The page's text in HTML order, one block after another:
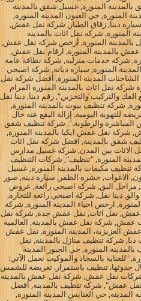
المنورة, غسيل شقق بالمدينة
المنورة, حي العيون المدينه المنوره,
دينا, زقاق الطيار, شركة نقل عفش,
المنورة, شركه نقل اثاث بالمدينه
بالمدينة المنورة, أرخص شركة نقل عفش,
بالمدينة المنورة, ارقام نقل عفش,
شركة خدمات منزلية, شركة نظافة عامة
المنورة, سياره ديانه, شركة اصبحي
المدينة المنورة, أفضل شركة نقل
نقل اثاث بالمدينة المنوره المرام
والتركيب والتخزين", رقم دينا, دينا نقل
شركة تنظيف بيوت بالمدينة المنورة,
للتهوية اليومية. إزالة البقع عنه حال
المباشرة والرطوبة.", شركة تنظيف شقق
شركة نقل عفش ايكيا بالمدينة المنورة,
شقق بالمدينة, افضل شركة نقل اثاث
الاثاث بين المدن, شركة غسيل مدارس
المنورة, "تنظيف", شركات التنظيف
تنظيف مكيفات بالمدينة المنورة, غسيل
الاغوات, حشره الظفر, سيارة دينة, صور
البق, شركة اصبحي رائعة, عروض
المنزلية 2022, مكان والو, دينا نقل, شركة اصبحي رائعه للتجارة,
ارخص احياء المدينة المنورة, شركة
عفش, نقل اثاث, نقل عفش جدة, شركة نقل
عفش, شركة نقل عفش بالمدينه, العالمية
عفش العزيزية، المدينة المنورة, نقل عفش
شركة تنظيف منازل بالمدينة, نقل
المنوره, حي الجبور المدينة
"للعناية بالسجاد والموكيت نعمل الآتي:
حال حدوثها. تنظيف باستمرار. تعريضه للشمس
شركات نقل عفش, شركة نقل عفش بالمدينه
"نقل عفش", شركه تنظيف بالمدينه, أفضل
حي العنابس المدينة المنورة,